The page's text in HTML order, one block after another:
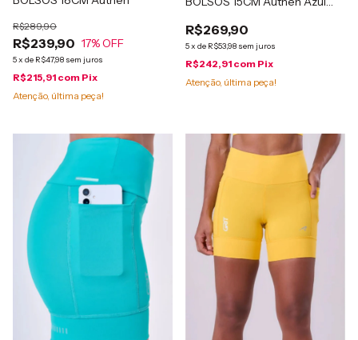
R$239,90
R$289,90
17% OFF
5x de R$47,98 sem juros
R$215,91 com Pix
Atenção, última peça!
R$269,90
5x de R$53,98 sem juros
R$242,91 com Pix
Atenção, última peça!